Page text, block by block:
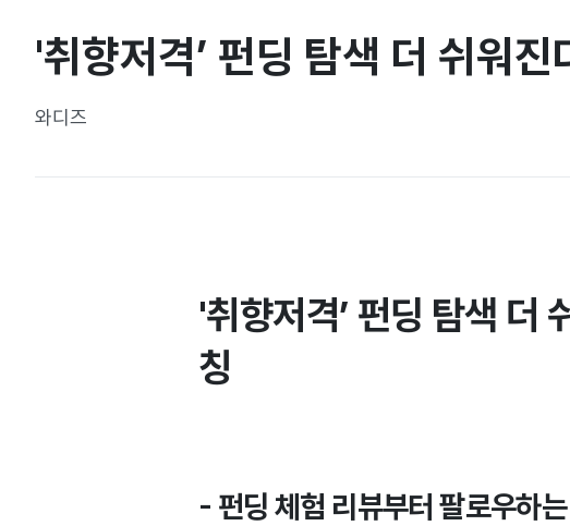
마이 와디즈
보도자료
기획전 캘린더
'취향저격’ 펀딩 탐색 더 쉬워
와디즈
'취향저격’ 펀딩 탐색 더
칭
- 펀딩 체험 리뷰부터 팔로우하